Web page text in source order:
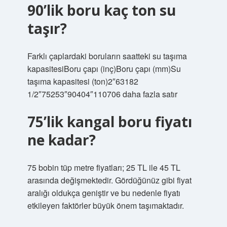
90’lik boru kaç ton su
taşır?
Farklı çaplardaki boruların saatteki su taşıma
kapasitesiBoru çapı (inç)Boru çapı (mm)Su
taşıma kapasitesi (ton)2″63182
1/2″75253″90404″110706 daha fazla satır
75’lik kangal boru fiyatı
ne kadar?
75 bobin tüp metre fiyatları; 25 TL ile 45 TL
arasında değişmektedir. Gördüğünüz gibi fiyat
aralığı oldukça geniştir ve bu nedenle fiyatı
etkileyen faktörler büyük önem taşımaktadır.